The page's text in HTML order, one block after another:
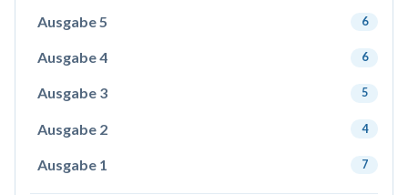
Ausgabe 5 6
Ausgabe 4 6
Ausgabe 3 5
Ausgabe 2 4
Ausgabe 1 7